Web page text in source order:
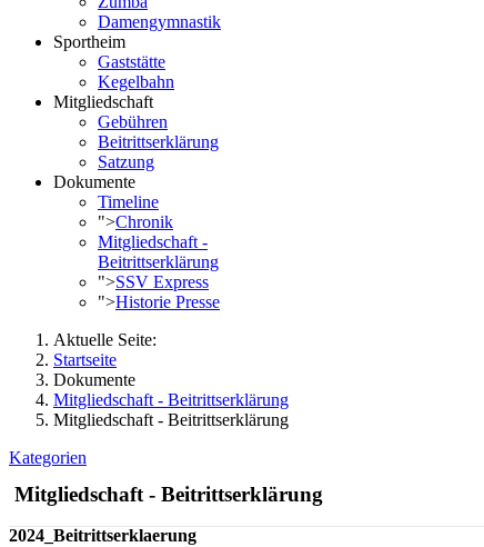
Damengymnastik
Sportheim
Gaststätte
Kegelbahn
Mitgliedschaft
Gebühren
Beitrittserklärung
Satzung
Dokumente
Timeline
">Chronik
Mitgliedschaft -
Beitrittserklärung
">SSV Express
">Historie Presse
Aktuelle Seite:
Startseite
Dokumente
Mitgliedschaft - Beitrittserklärung
Mitgliedschaft - Beitrittserklärung
Kategorien
Mitgliedschaft - Beitrittserklärung
2024_Beitrittserklaerung